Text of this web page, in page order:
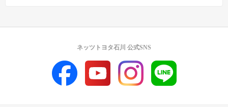
ネッツトヨタ石川 公式SNS